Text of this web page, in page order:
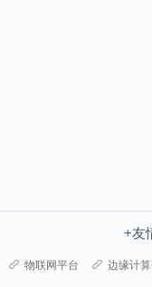
+友
物联网平台 边缘计